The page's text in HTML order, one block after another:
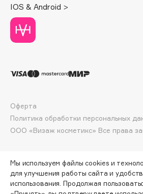
Ecolatier
Ecotools
EGG
Elemis
Elie Saab
Ella Bartsueva Brushes
EMBRACE Haircare
Enough
EpilProfi
Erborian
IOS & Android >
ООО «Визаж косметикс» Все права
Оферта
Политика обработки персональных
Мы используем файлы cookies и
для улучшения работы сайта и
использования. Продолжая